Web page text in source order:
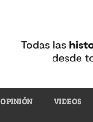
OPINIÓN VIDEOS